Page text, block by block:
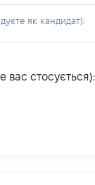
як кандидат):
вас стосується):